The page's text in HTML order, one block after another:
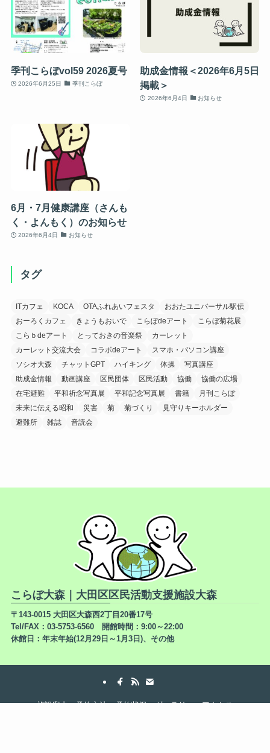
季刊こらぼvol59 2026夏号
2026年6月25日 季刊こらぼ
助成金情報＜2026年6月5日
掲載＞
2026年6月4日 お知らせ
6月・7月健康講座（さんも
く・よんもく）のお知らせ
2026年6月4日 お知らせ
タグ
ITカフェ KOCA OTAふれあいフェスタ
おおたユニバーサル駅伝
おーろくカフェ
きょうもおいで こらぼdeアート
こらぼ菊花展
こらｂdeアート
とっておきの音楽祭
カーレット
カーレット交流大会
コラボdeアート
スマホ・パソコン講座
ソシオ大森
チャットGPT ハイキング 体操
写真講座
助成金情報
動画講座 区民団体 区民活動 協働
協働の広場
在宅避難
平和祈念写真展 平和記念写真展 書籍
月刊こらぼ
未来に伝える昭和
災害 菊 菊づくり
見守りキーホルダー
避難所
雑誌 音読会
こらぼ大森｜大田区区民活動支援施設大森
〒143-0015 大田区大森西2丁目20番17号
Tel/FAX：03-5753-6560 開館時間：9:00～22:00
休館日：年末年始(12月29日～1月3日)、その他
施設案内 予約方法 予約状況 ギャラリー
アクセス